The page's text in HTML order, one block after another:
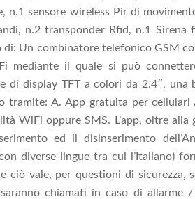
n.1 sensore wireless Pir di
n.2 transponder Rfid, n.1 Sirena
Un combinatore telefonico GSM
mediante il quale si può
di display TFT a colori da 2.4″, una
tramite: A. App gratuita per cellulari
WiFi oppure SMS. L’app, oltre alla
ed il disinserimento
diverse lingue tra cui l’Italiano)
ciò vale, per questioni di sicurezza,
chiamati in caso di allarme /